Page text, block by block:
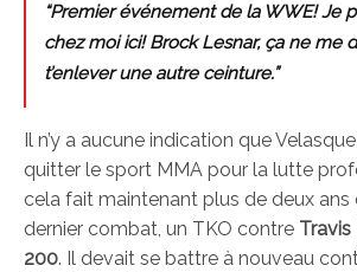
“Premier événement de la WWE! Je
chez moi ici! Brock Lesnar, ça ne me
t’enlever une autre ceinture.”
Il n’y a aucune indication que
quitter le sport MMA pour la lutte
cela fait maintenant plus de deux ans
dernier combat, un TKO contre
200. Il devait se battre à nouveau